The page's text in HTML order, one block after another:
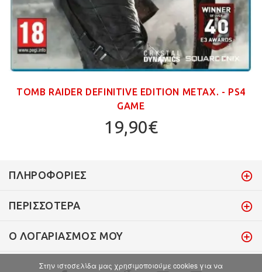
TOMB RAIDER DEFINITIVE EDITION ΜΕΤΑΧ. - PS4
GAME
19,90€
ΠΛΗΡΟΦΟΡΊΕΣ
ΠΕΡΙΣΣΌΤΕΡΑ
Ο ΛΟΓΑΡΙΑΣΜΌΣ ΜΟΥ
Στην ιστοσελίδα μας χρησιμοποιούμε cookies για να